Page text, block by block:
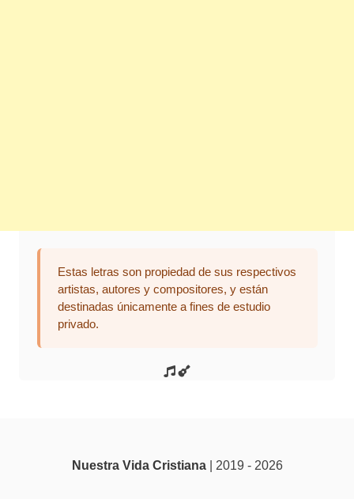
Estas letras son propiedad de sus respectivos
artistas, autores y compositores, y están
destinadas únicamente a fines de estudio
privado.
Nuestra Vida Cristiana| 2019 - 2026